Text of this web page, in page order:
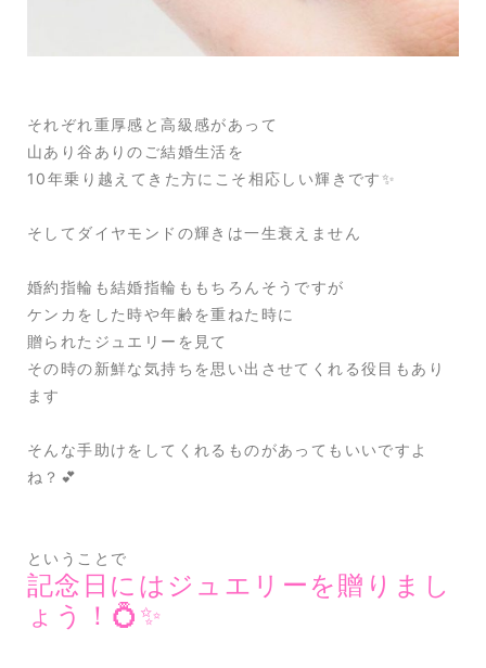
それぞれ重厚感と高級感があって
山あり谷ありのご結婚生活を
10年乗り越えてきた方にこそ相応しい輝きです✨
そしてダイヤモンドの輝きは一生衰えません
婚約指輪も結婚指輪ももちろんそうですが
ケンカをした時や年齢を重ねた時に
贈られたジュエリーを見て
その時の新鮮な気持ちを思い出させてくれる役目もあり
ます
そんな手助けをしてくれるものがあってもいいですよ
ね？💕
ということで
記念日にはジュエリーを贈りまし
ょう！💍✨